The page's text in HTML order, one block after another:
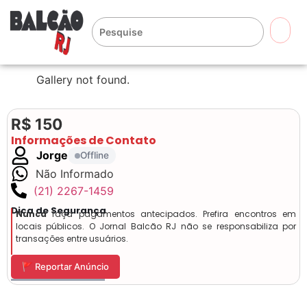
Gallery not found.
R$ 150
Informações de Contato
Jorge Offline
Não Informado
(21) 2267-1459
Dica de Segurança
Nuncafaça pagamentos antecipados. Prefira encontros em
locais públicos. O Jornal Balcão RJ não se responsabiliza por
transações entre usuários.
🚩 Reportar Anúncio